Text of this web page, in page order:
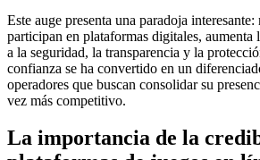
Este auge presenta una paradoja
participan en plataformas digitales, aumenta
a la seguridad, la transparencia y la
confianza se ha convertido en un
operadores que buscan consolidar su
vez más competitivo.
La importancia de la